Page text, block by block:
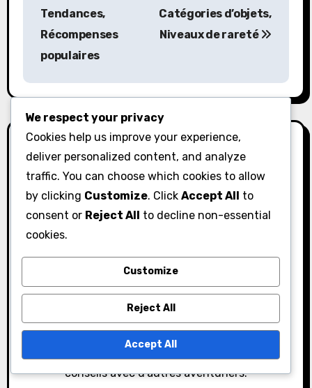
i
g
a
t
i
o
n
Tendances,
Récompenses
populaires
Catégories d’objets,
Niveaux de rareté
ByJaden Rivers
Jaden est un joueur passionné et un créateur de
contenu spécialisé dans Black Desert Online. Avec
un talent pour dénicher les meilleurs codes de
réduction et les récompenses quotidiennes, Jaden
aide les joueurs à maximiser leur expérience de jeu.
Lorsqu'il n'explore pas le vaste monde de BDO,
Jaden aime diffuser sur Twitch et partager des
conseils avec d'autres aventuriers.
We respect your privacy
Cookies help us improve your experience,
deliver personalized content, and analyze
traffic. You can choose which cookies to allow
by clicking Customize. Click Accept All to
consent or Reject All to decline non-essential
cookies.
Customize
Reject All
Accept All